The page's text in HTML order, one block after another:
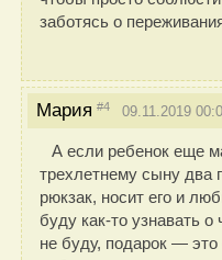
заботясь о
Мария #4 09.11.2019
А если ребенок еще
трехлетнему сыну два
рюкзак, носит его и
буду как-то узнавать
не буду, подарок —